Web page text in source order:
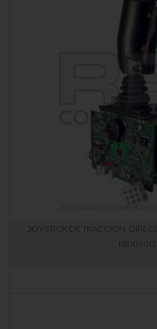
JOYSTICK DE TRACCION,
RB100013